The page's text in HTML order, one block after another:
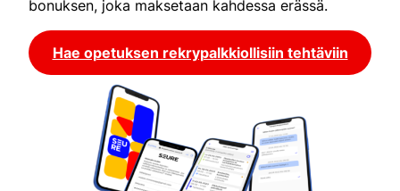
bonuksen, joka maksetaan kahdessa erässä.
Hae opetuksen rekrypalkkiollisiin tehtäviin